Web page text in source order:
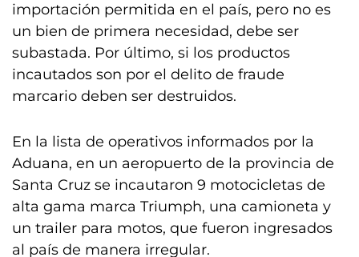
importación permitida en el país, pero no es
un bien de primera necesidad, debe ser
subastada. Por último, si los productos
incautados son por el delito de fraude
marcario deben ser destruidos.
En la lista de operativos informados por la
Aduana, en un aeropuerto de la provincia de
Santa Cruz se incautaron 9 motocicletas de
alta gama marca Triumph, una camioneta y
un trailer para motos, que fueron ingresados
al país de manera irregular.